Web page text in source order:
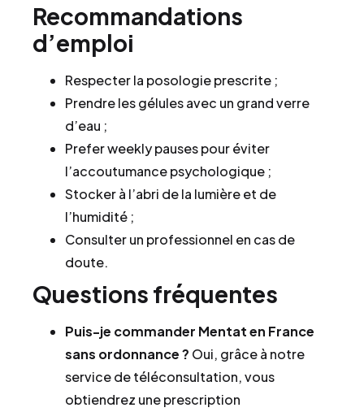
Recommandations
d’emploi
Respecter la posologie prescrite ;
Prendre les gélules avec un grand verre
d’eau ;
Prefer weekly pauses pour éviter
l’accoutumance psychologique ;
Stocker à l’abri de la lumière et de
l’humidité ;
Consulter un professionnel en cas de
doute.
Questions fréquentes
Puis-je commander Mentat en France
sans ordonnance ? Oui, grâce à notre
service de téléconsultation, vous
obtiendrez une prescription